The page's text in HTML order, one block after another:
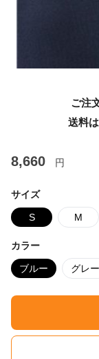
ご注
送料
8,660 円
サイズ
S M
カラー
ブルー グレー